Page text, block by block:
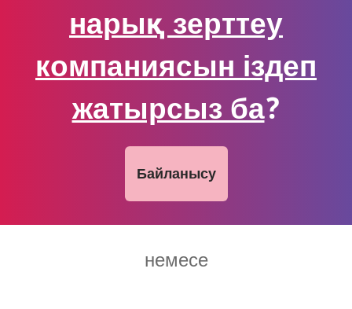
нарық зерттеу
компаниясын іздеп
жатырсыз ба?
Байланысу
немесе